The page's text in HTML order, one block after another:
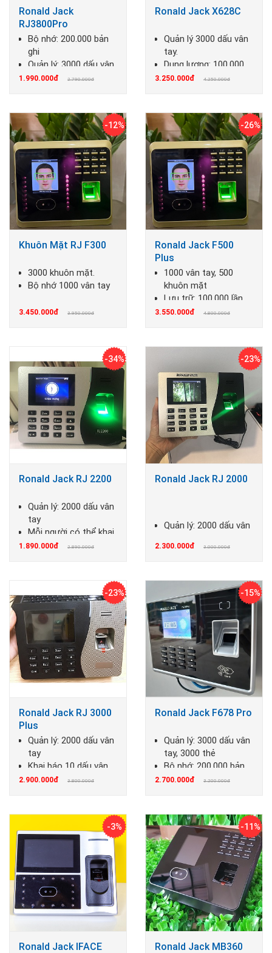
Ronald Jack
RJ3800Pro
Bộ nhớ: 200.000 bản
ghi
Quản lý: 3000 dấu vân
tay
1.990.000đ 2.790.000đ
Ronald Jack X628C
Quản lý 3000 dấu vân
tay.
Dung lượng: 100.000
IN/OUT.
3.250.000đ 4.250.000đ
-12%
Khuôn Mặt RJ F300
3000 khuôn mặt.
Bộ nhớ 1000 vân tay
3.450.000đ 3.950.000đ
-26%
Ronald Jack F500
Plus
1000 vân tay, 500
khuôn mặt
Lưu trữ: 100.000 lần
chấm công
3.550.000đ 4.800.000đ
-34%
Ronald Jack RJ 2200
Quản lý: 2000 dấu vân
tay
Mỗi người có thể khai
báo 10 dấu vân tay
1.890.000đ 2.890.000đ
-23%
Ronald Jack RJ 2000
Quản lý: 2000 dấu vân
Mỗi người có thể khai
2.300.000đ 3.000.000đ
-23%
Ronald Jack RJ 3000
Plus
Quản lý: 2000 dấu vân
tay
Khai báo 10 dấu vân
tay/người
2.900.000đ 3.800.000đ
-15%
Ronald Jack F678 Pro
Quản lý: 3000 dấu vân
tay, 3000 thẻ
Bộ nhớ: 200.000 bản
ghi
2.700.000đ 3.200.000đ
-3%
Ronald Jack IFACE
-11%
Ronald Jack MB360